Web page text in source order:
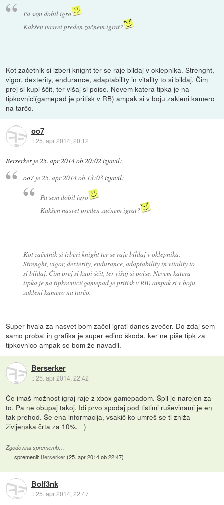
Pa sem dobil igro
Kakšen nasvet preden začnem igrat?
Kot začetnik si izberi knight ter se raje bildaj v oklepnika. Strenght,
vigor, dexterity, endurance, adaptability in vitality to si bildaj. Čim
prej si kupi ščit, ter višaj si poise. Nevem katera tipka je na
tipkovnici(gamepad je pritisk v RB) ampak si v boju zakleni kamero
na tarčo.
oo7
::25. apr 2014, 20:12
Berserkerje25. apr 2014 ob 20:02 izjavil:
oo7je 25. apr 2014 ob 13:03izjavil:
Pa sem dobil igro
Kakšen nasvet preden začnem igrat?
Kot začetnik si izberi knight ter se raje bildaj v oklepnika.
Strenght, vigor, dexterity, endurance, adaptability in vitality to
si bildaj. Čim prej si kupi ščit, ter višaj si poise. Nevem katera
tipka je na tipkovnici(gamepad je pritisk v RB) ampak si v boju
zakleni kamero na tarčo.
Super hvala za nasvet bom začel igrati danes zvečer. Do zdaj sem
samo probal in grafika je super edino škoda, ker ne piše tipk za
tipkovnico ampak se bom že navadil.
Berserker
::25. apr 2014, 22:42
Če imaš možnost igraj raje z xbox gamepadom. Špil je narejen za
to. Pa ne obupaj takoj. Idi prvo spodaj pod tistimi ruševinami je en
tak prehod. Še ena informacija, vsakič ko umreš se ti zniža
življenska črta za 10%. =)
Zgodovina sprememb…
spremenil: Berserker(25. apr 2014 ob 22:47)
Bolf3nk
::25. apr 2014, 22:47